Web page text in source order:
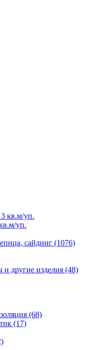
уп.
сайдинг (1076)
другие изделия (48)
(68)
(17)